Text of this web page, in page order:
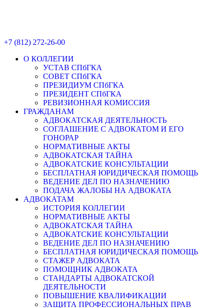
+7 (812) 272-26-00
О КОЛЛЕГИИ
УСТАВ СПбГКА
СОВЕТ СПбГКА
ПРЕЗИДИУМ СПбГКА
ПРЕЗИДЕНТ СПбГКА
РЕВИЗИОННАЯ КОМИССИЯ
ГРАЖДАНАМ
АДВОКАТСКАЯ ДЕЯТЕЛЬНОСТЬ
СОГЛАШЕНИЕ С АДВОКАТОМ И ЕГО
ГОНОРАР
НОРМАТИВНЫЕ АКТЫ
АДВОКАТСКАЯ ТАЙНА
АДВОКАТСКИЕ КОНСУЛЬТАЦИИ
БЕСПЛАТНАЯ ЮРИДИЧЕСКАЯ ПОМОЩЬ
ВЕДЕНИЕ ДЕЛ ПО НАЗНАЧЕНИЮ
ПОДАЧА ЖАЛОБЫ НА АДВОКАТА
АДВОКАТАМ
ИСТОРИЯ КОЛЛЕГИИ
НОРМАТИВНЫЕ АКТЫ
АДВОКАТСКАЯ ТАЙНА
АДВОКАТСКИЕ КОНСУЛЬТАЦИИ
ВЕДЕНИЕ ДЕЛ ПО НАЗНАЧЕНИЮ
БЕСПЛАТНАЯ ЮРИДИЧЕСКАЯ ПОМОЩЬ
СТАЖЕР АДВОКАТА
ПОМОЩНИК АДВОКАТА
СТАНДАРТЫ АДВОКАТСКОЙ
ДЕЯТЕЛЬНОСТИ
ПОВЫШЕНИЕ КВАЛИФИКАЦИИ
ЗАЩИТА ПРОФЕССИОНАЛЬНЫХ ПРАВ